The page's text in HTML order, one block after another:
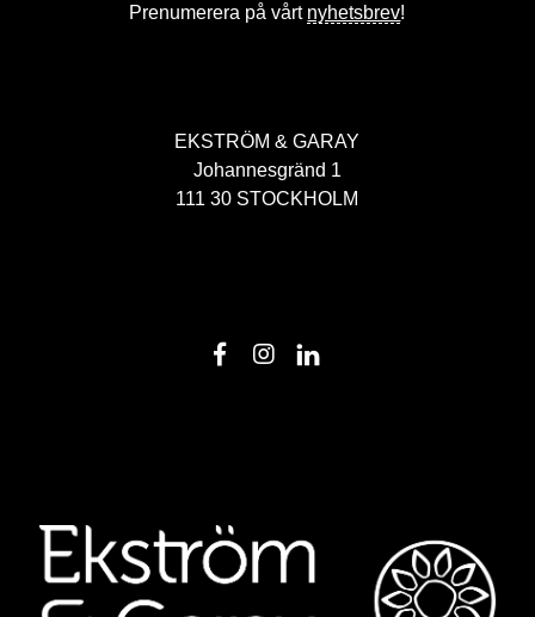
Prenumerera på vårt nyhetsbrev!
EKSTRÖM & GARAY
Johannesgränd 1
111 30 STOCKHOLM